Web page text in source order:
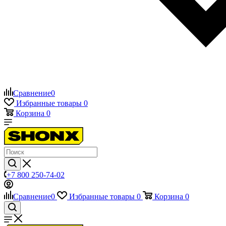
Сравнение0
Избранные товары 0
Корзина 0
+7 800 250-74-02
Сравнение0 Избранные товары 0 Корзина 0